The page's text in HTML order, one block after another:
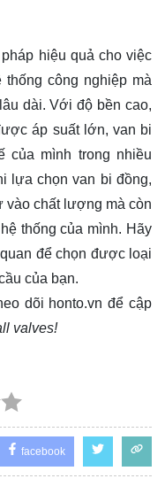
hiệu quả cho việc
thống công nghiệp mà
dài. Với độ bền cao,
áp suất lớn, van bi
của mình trong nhiều
lựa chọn van bi đồng,
vào chất lượng mà còn
thống của mình. Hãy
để chọn được loại
của bạn.
dõi honto.vn để cập
valves!
facebook